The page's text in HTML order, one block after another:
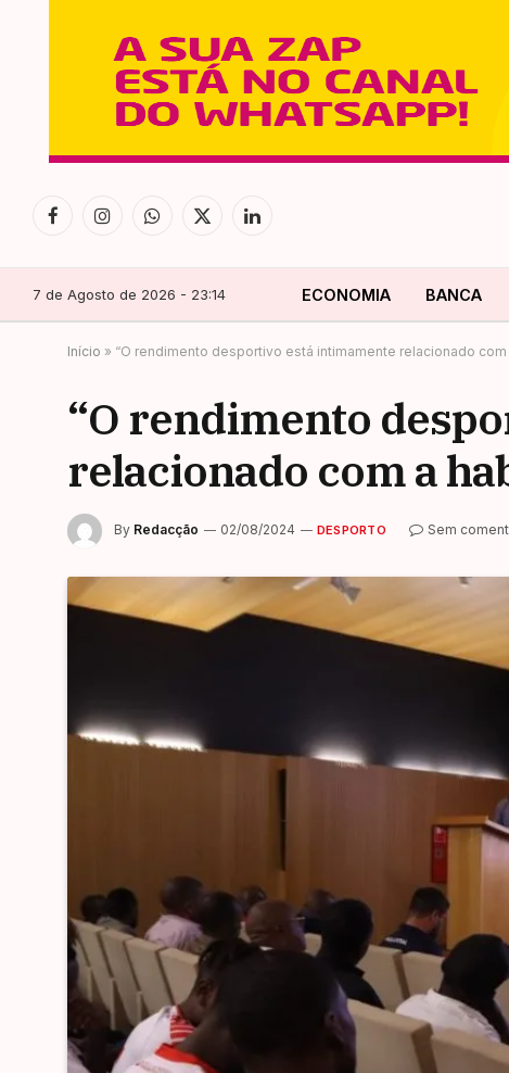
FacebookInstagramWhatsApp
X
LinkedIn
7 de Agosto de 2026 - 23:14 ECONOMIA BANCA
Início » “O rendimento desportivo está intimamente relacionado
“O rendimento
relacionado com a
By Redacção 02/08/2024 DESPORTO Sem